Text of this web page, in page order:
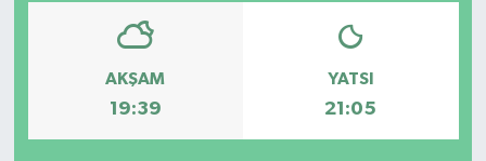
AKŞAM
19:39
YATSI
21:05
RESMİ İLANLAR